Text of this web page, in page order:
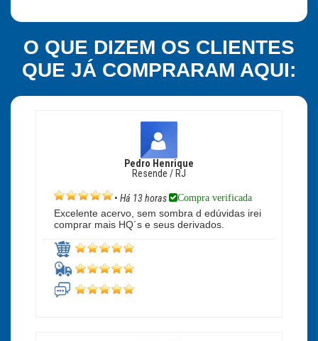
O QUE DIZEM OS CLIENTES
QUE JÁ COMPRARAM AQUI:
Pedro Henrique
Resende / RJ
• Há 13 horas Compra verificada
Excelente acervo, sem sombra d edúvidas irei
comprar mais HQ´s e seus derivados.